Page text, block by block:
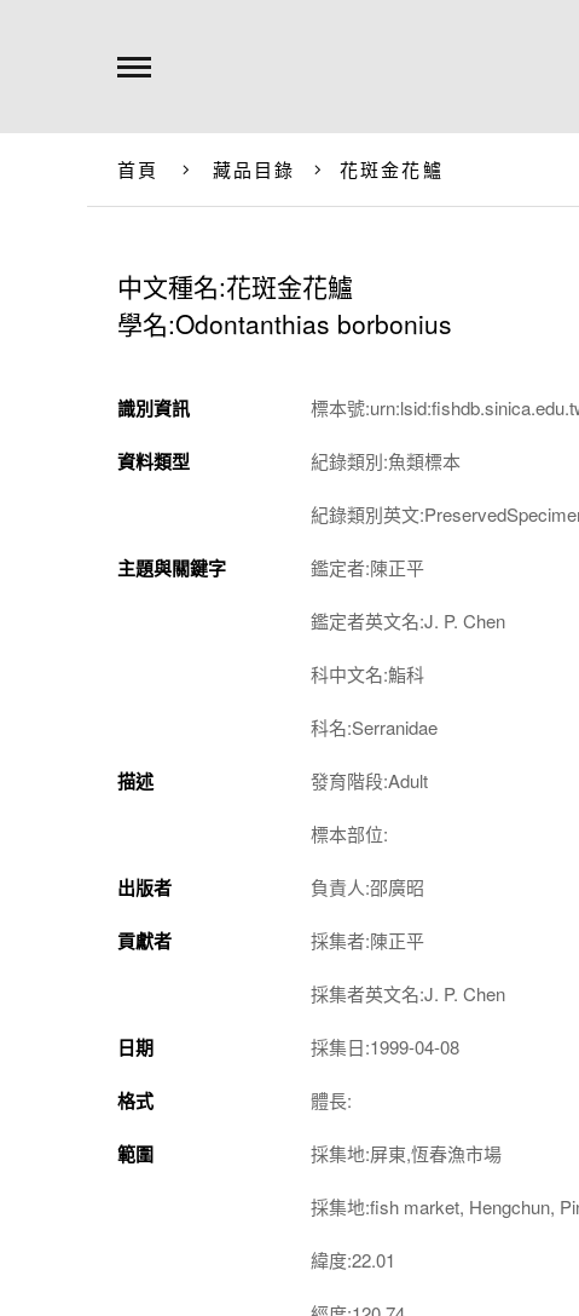
首頁 藏品目錄 花斑金花鱸
中文種名:花斑金花鱸
學名:Odontanthias borbonius
識別資訊 標本號
資料類型 紀錄類別:魚類標本
紀錄類別英文
主題與關鍵字 鑑定者:陳正平
鑑定者英文名:J. P. Chen
科中文名:鮨科
科名:Serranidae
描述 發育階段:Adult
標本部位:
出版者 負責人:邵廣昭
貢獻者 採集者:陳正平
採集者英文名:J. P. Chen
日期 採集日:1999-04-08
格式 體長:
範圍 採集地:屏東,恆春漁市場
採集地:fish market, Hengchun,
緯度:22.01